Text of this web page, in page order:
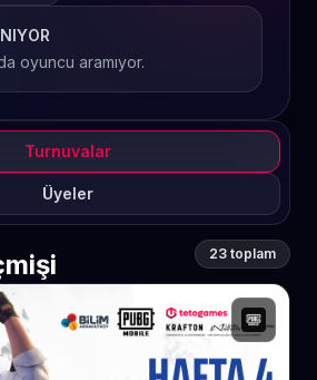
oyuncu aramıyor.
Turnuvalar
Üyeler
23 toplam